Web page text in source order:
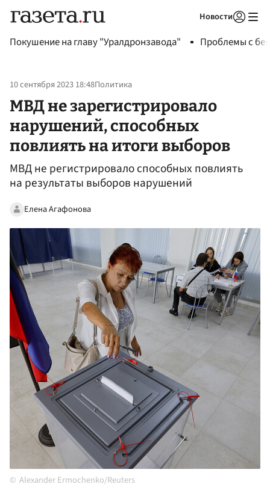
Новости
Покушение на главу "Уралдронзавода" Проблемы с
10 сентября 2023 18:48Политика
МВД не зарегистрировало
нарушений, способных
повлиять на итоги выборов
МВД не регистрировало способных повлиять
на результаты выборов нарушений
Елена Агафонова
Alexander Ermochenko/Reuters